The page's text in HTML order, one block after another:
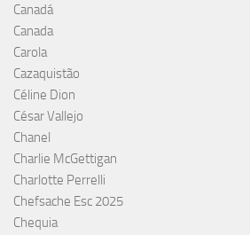
Canadá
Canada
Carola
Cazaquistão
Céline Dion
César Vallejo
Chanel
Charlie McGettigan
Charlotte Perrelli
Chefsache Esc 2025
Chequia